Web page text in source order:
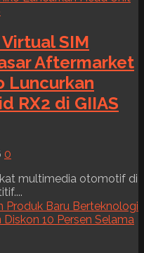
SIM
Aftermarket
Luncurkan
RX2 di GIIAS
0
multimedia otomotif di